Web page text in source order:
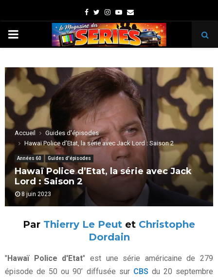
Facebook
TwitterInstagram
Youtube
Email
PRIMARY
Accueil
Guides d'épisodes
Hawaï Police d’Etat, la série avec Jack Lord : Saison 2
Années 60 Guides d'épisodes
Hawaï Police d’Etat, la série avec Jack
Lord : Saison 2
8 juin 2023
Par Thierry Le Peut et Christophe
Dordain
"Hawaï Police d'Etat" est une série américaine de 279
épisode de 50 ou 90’ diffusée sur CBSdu 20 septembre